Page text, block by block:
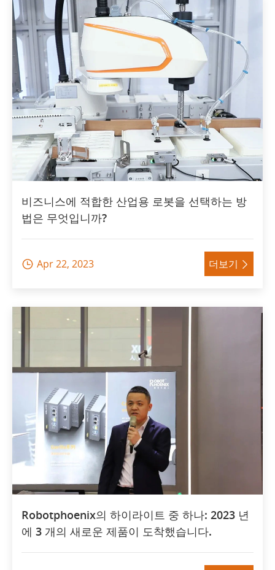
비즈니스에 적합한 산업용 로봇을 선택하는 방
법은 무엇입니까?
 Apr 22, 2023 더보기 
Robotphoenix의 하이라이트 중 하나: 2023 년
에 3 개의 새로운 제품이 도착했습니다.